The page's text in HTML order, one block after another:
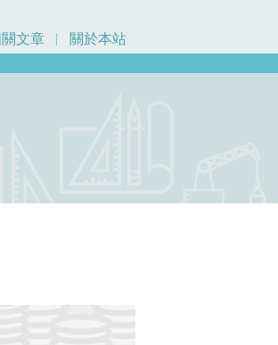
文章 關於本站